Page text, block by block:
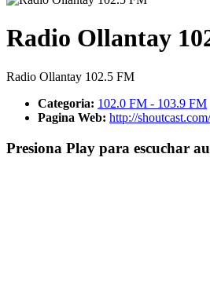
Radio Ollantay
Radio Ollantay 102.5 FM
Categoria: 102.0 FM - 103.9 FM
Pagina Web: http://
Presiona Play para escuchar